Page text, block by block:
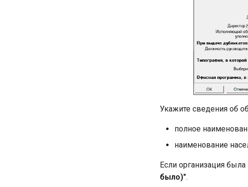
Укажите сведения об
полное
наименование
Если организация
было)".